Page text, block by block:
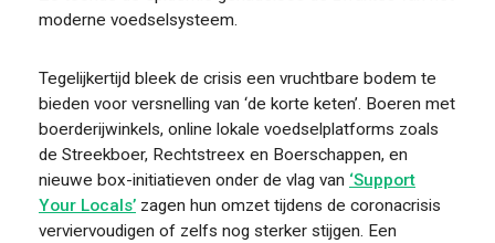
moderne voedselsysteem.
Tegelijkertijd bleek de crisis een vruchtbare bodem te
bieden voor versnelling van ‘de korte keten’. Boeren met
boerderijwinkels, online lokale voedselplatforms zoals
de Streekboer, Rechtstreex en Boerschappen, en
nieuwe box-initiatieven onder de vlag van ‘Support
Your Locals’ zagen hun omzet tijdens de coronacrisis
verviervoudigen of zelfs nog sterker stijgen. Een